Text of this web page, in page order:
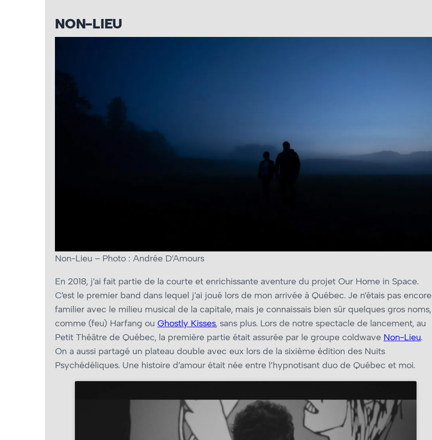
NON-LIEU
Non-Lieu – Photo : Andrée D’Amours
En 2018, j’ai fait partie de la courte et enrichissante aventure du projet Our Home in Space.
C’est le premier band dans lequel j’ai joué lors de mon arrivée à Québec. Je n’étais pas encore
familier avec le milieu musical de la capitale, mais je connaissais bien sûr quelques gros noms,
comme (feu) Harfang ou Ghostly Kisses, sans plus. Lors de notre spectacle de lancement, au
Petit Théâtre de Québec, la première partie était assurée par le groupe coldwave Non-Lieu.
On a aussi partagé un plateau double avec eux lors de la sixième édition des Nuits
Psychédéliques. Une histoire d’amour était née entre l’hypnotisant duo de Québec et moi.